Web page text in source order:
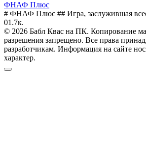
ФНАФ Плюс
# ФНАФ Плюс ## Игра, заслужившая
01.7к.
© 2026 Бабл Квас на ПК. Копирование
разрешения запрещено. Все права
разработчикам. Информация на сайте
характер.